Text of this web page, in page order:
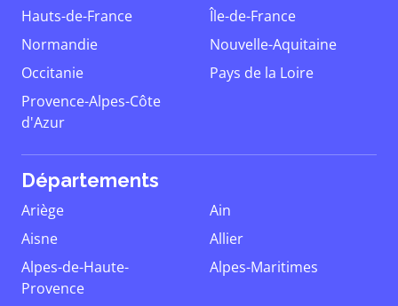
Hauts-de-France
Île-de-France
Normandie
Nouvelle-Aquitaine
Occitanie
Pays de la Loire
Provence-Alpes-Côte
d'Azur
Départements
Ariège
Ain
Aisne
Allier
Alpes-de-Haute-
Provence
Alpes-Maritimes